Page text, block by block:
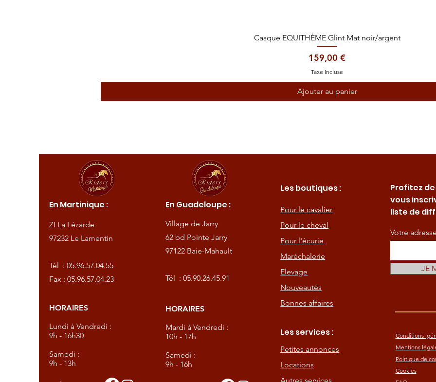
Aperçu rapide
Casque EQUITHÈME Glint Mat noir/argent
Prix
159,00 €
Taxe Incluse
Ajouter au panier
En Martinique :
ZI La Lézarde
97232 Le Lamentin
Tél :05.96.57.04.55
Fax : 05.96.57.04.23
HORAIRES
Lundi à Vendredi :
9h - 16h30
Samedi :
9h - 13h
En Guadeloupe :
Village de Jarry
62 bd Pointe Jarry
97122 Baie-Mahault
Tél : 05.90.26.45.91
HORAIRES
Mardi à Vendredi :
10h - 17h
Samedi :
9h - 16h
Les boutiques :
Pour le cavalier
Pour le cheval
Pour l'écurie
Maréchalerie
Elevage
Nouveautés
Bonnes affaires
Les services :
Petites annonces
Locations
Profitez
vous
liste de
Votre
JE
Conditions
Mentions
Politique de
Cookies